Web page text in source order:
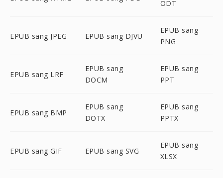
ODT
EPUB sang JPEG EPUB sang DJVU
EPUB sang
PNG
EPUB sang LRF
EPUB sang
DOCM
EPUB sang
PPT
EPUB sang BMP
EPUB sang
DOTX
EPUB sang
PPTX
EPUB sang GIF EPUB sang SVG
EPUB sang
XLSX